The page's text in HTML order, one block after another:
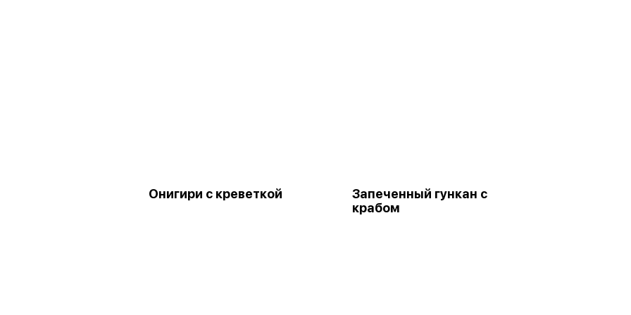
Онигири с креветкой
Запеченный гункан с
крабом